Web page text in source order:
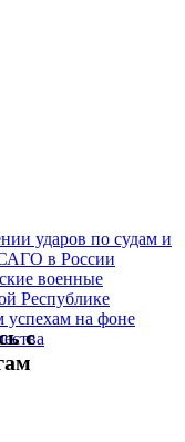
ударов по судам и
в России
военные
Республике
на фоне
с